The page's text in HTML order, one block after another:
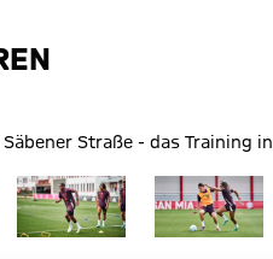
Straße - das Training
Bayern München
Training FC Bayern
Zeige in voller Größe Training
Zeige in voller